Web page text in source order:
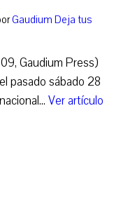
Gaudium Deja tus
Gaudium Press)
pasado sábado 28
Ver artículo